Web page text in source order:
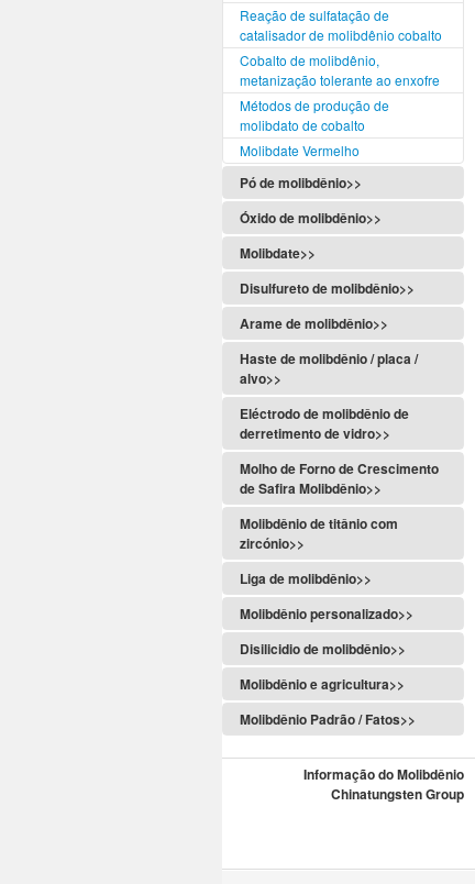
Reação de sulfatação de
catalisador de molibdênio cobalto
Cobalto de molibdênio,
metanização tolerante ao enxofre
Métodos de produção de
molibdato de cobalto
Molibdate Vermelho
Pó de molibdênio>>
Óxido de molibdênio>>
Molibdate>>
Disulfureto de molibdênio>>
Arame de molibdênio>>
Haste de molibdênio / placa /
alvo>>
Eléctrodo de molibdênio de
derretimento de vidro>>
Molho de Forno de Crescimento
de Safira Molibdênio>>
Molibdênio de titânio com
zircónio>>
Liga de molibdênio>>
Molibdênio personalizado>>
Disilicidio de molibdênio>>
Molibdênio e agricultura>>
Molibdênio Padrão / Fatos>>
Informação do Molibdênio
Chinatungsten Group